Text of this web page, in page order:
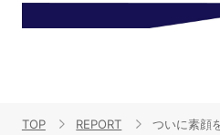
TOP REPORT